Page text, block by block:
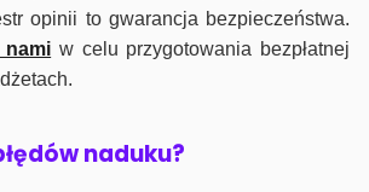
opinii to gwarancja bezpieczeństwa.
w celu przygotowania bezpłatnej
naduku?